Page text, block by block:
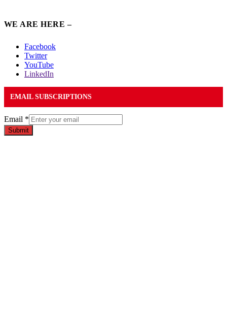
WE ARE HERE –
Facebook
Twitter
YouTube
LinkedIn
EMAIL SUBSCRIPTIONS
Email *
Submit